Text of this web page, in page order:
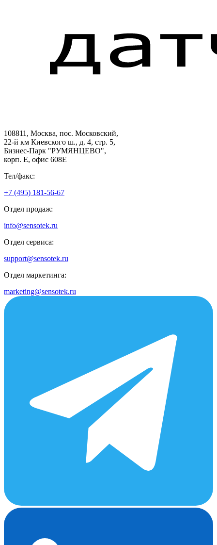
108811, Москва, пос. Московский,
22-й км Киевского ш., д. 4, стр. 5,
Бизнес-Парк "РУМЯНЦЕВО",
корп. Е, офис 608E
Тел/факс:
+7 (495) 181-56-67
Отдел продаж:
info@sensotek.ru
Отдел сервиса:
support@sensotek.ru
Отдел маркетинга:
marketing@sensotek.ru